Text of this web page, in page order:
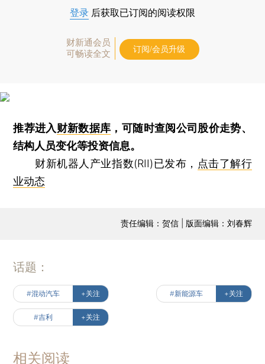
登录 后获取已订阅的阅读权限
财新通会员
可畅读全文
订阅/会员升级
推荐进入财新数据库 ，可随时查阅公司股价走势、
结构人员变化等投资信息。
财新机器人产业指数(RII)已发布， 点击了解行
业动态
责任编辑：贺信 | 版面编辑：刘春辉
话题：
#混动汽车 +关注 #新能源车 +关注
#吉利 +关注
相关阅读